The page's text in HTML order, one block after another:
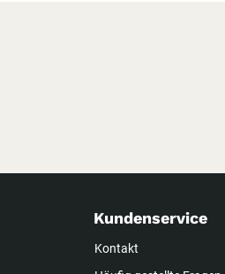
Kundenservice
Kontakt